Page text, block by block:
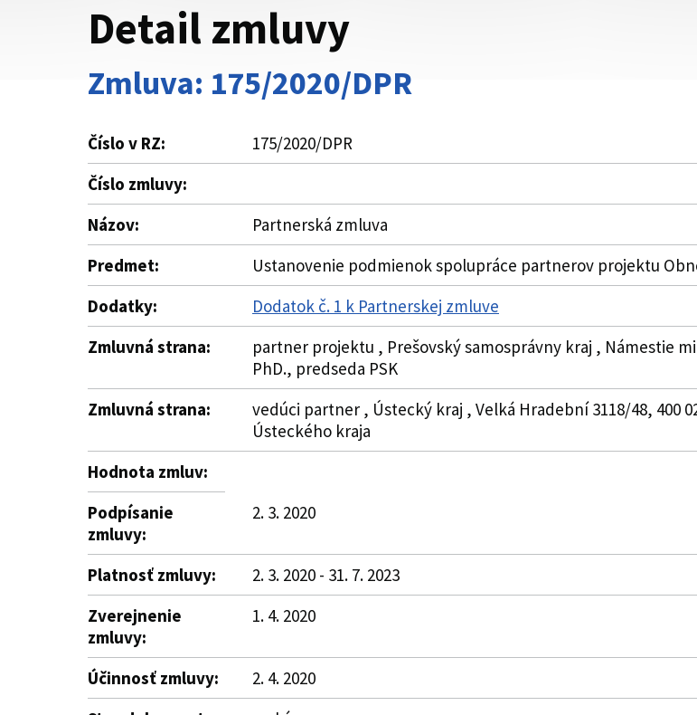
Detail zmluvy
Zmluva: 175/2020/DPR
Číslo v RZ:
175/2020/DPR
Číslo zmluvy:
Názov:
Partnerská zmluva
Predmet:
Ustanovenie podmienok spolupráce partnerov projektu
Dodatky:
Dodatok č. 1 k Partnerskej zmluve
Zmluvná strana:
partner projektu , Prešovský samosprávny kraj , Námestie
PhD., predseda PSK
Zmluvná strana:
vedúci partner , Ústecký kraj , Velká Hradební 3118/48, 400
Ústeckého kraja
Hodnota zmluv:
Podpísanie
zmluvy:
2. 3. 2020
Platnosť zmluvy:
2. 3. 2020 - 31. 7. 2023
Zverejnenie
zmluvy:
1. 4. 2020
Účinnosť zmluvy:
2. 4. 2020